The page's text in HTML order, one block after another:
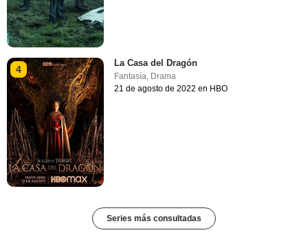
4
La Casa del Dragón
Fantasía Drama
21 de agosto de 2022 en HBO
Series más consultadas